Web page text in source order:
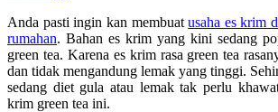
Anda pasti ingin kan membuatusaha es krim
rumahan. Bahan es krim yang kini sedang
green tea. Karena es krim rasa green tea
dan tidak mengandung lemak yang tinggi.
sedang diet gula atau lemak tak perlu
krim green tea ini.